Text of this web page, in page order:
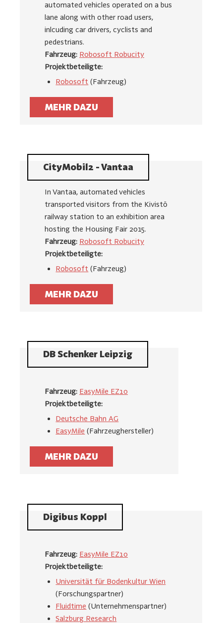
automated vehicles operated on a bus
lane along with other road users,
inlcuding car drivers, cyclists and
pedestrians.
Fahrzeug: Robosoft Robucity
Projektbeteiligte:
Robosoft (Fahrzeug)
MEHR DAZU
CityMobil2 - Vantaa
In Vantaa, automated vehicles
transported visitors from the Kivistö
railway station to an exhibition area
hosting the Housing Fair 2015.
Fahrzeug: Robosoft Robucity
Projektbeteiligte:
Robosoft (Fahrzeug)
MEHR DAZU
DB Schenker Leipzig
Fahrzeug: EasyMile EZ10
Projektbeteiligte:
Deutsche Bahn AG
EasyMile (Fahrzeughersteller)
MEHR DAZU
Digibus Koppl
Fahrzeug: EasyMile EZ10
Projektbeteiligte:
Universität für Bodenkultur Wien
(Forschungspartner)
Fluidtime (Unternehmenspartner)
Salzburg Research